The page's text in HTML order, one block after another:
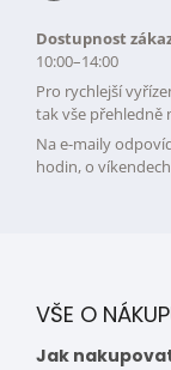
Dostupnost
10:00–14:00
Pro rychlejší
tak vše přehledně
Na e-maily
hodin, o
VŠE O
Jak